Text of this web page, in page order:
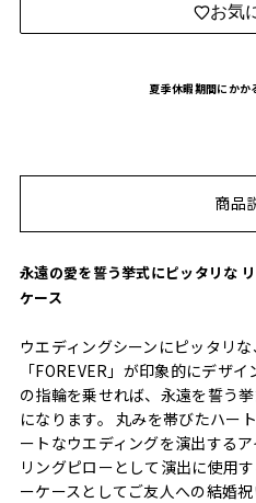
お気
夏季休暇期間にかか
商品
永遠の愛を誓う挙式にピッタリな
ケース
ウエディングシーンにピッタリ
「FOREVER」が印象的にデザ
の指輪を乗せれば、永遠を誓う
になります。 丸みを帯びたハー
ートなウエディングを演出するア
リングピローとして演出に使用
ーケースとしてご友人への結婚